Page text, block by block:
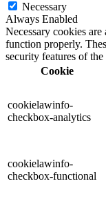
Necessary
Always Enabled
Necessary cookies
function properly.
security features of
Cookie
cookielawinfo-
checkbox-analytics
cookielawinfo-
checkbox-functional